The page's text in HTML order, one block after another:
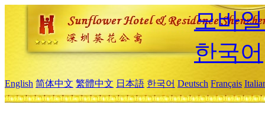
모바
한국어
English 简体中文 繁體中文 日本語 한국어 Deutsch Français